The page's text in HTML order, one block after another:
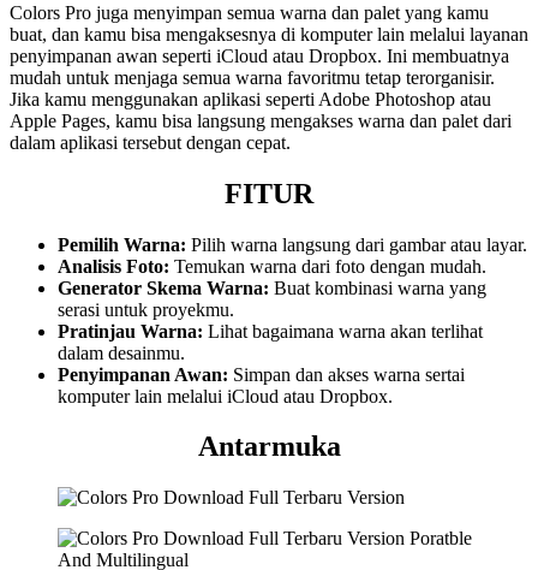
Colors Pro juga menyimpan semua warna dan palet yang kamu
buat, dan kamu bisa mengaksesnya di komputer lain melalui layanan
penyimpanan awan seperti iCloud atau Dropbox. Ini membuatnya
mudah untuk menjaga semua warna favoritmu tetap terorganisir.
Jika kamu menggunakan aplikasi seperti Adobe Photoshop atau
Apple Pages, kamu bisa langsung mengakses warna dan palet dari
dalam aplikasi tersebut dengan cepat.
FITUR
Pemilih Warna: Pilih warna langsung dari gambar atau layar.
Analisis Foto: Temukan warna dari foto dengan mudah.
Generator Skema Warna: Buat kombinasi warna yang
serasi untuk proyekmu.
Pratinjau Warna: Lihat bagaimana warna akan terlihat
dalam desainmu.
Penyimpanan Awan: Simpan dan akses warna sertai
komputer lain melalui iCloud atau Dropbox.
Antarmuka